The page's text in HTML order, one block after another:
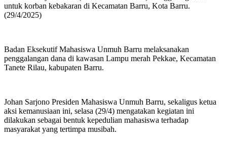
untuk korban kebakaran di Kecamatan Barru, Kota Barru.
(29/4/2025)
Badan Eksekutif Mahasiswa Unmuh Barru melaksanakan
penggalangan dana di kawasan Lampu merah Pekkae, Kecamatan
Tanete Rilau, kabupaten Barru.
Johan Sarjono Presiden Mahasiswa Unmuh Barru, sekaligus ketua
aksi kemanusiaan ini, selasa (29/4) mengatakan kegiatan ini
dilakukan sebagai bentuk kepedulian mahasiswa terhadap
masyarakat yang tertimpa musibah.